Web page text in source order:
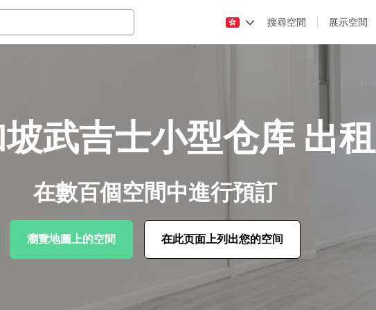
搜尋空間 展示空間
武吉士小型仓库 出租
在數百個空間中進行預訂
瀏覽地圖上的空間 在此页面上列出您的空间